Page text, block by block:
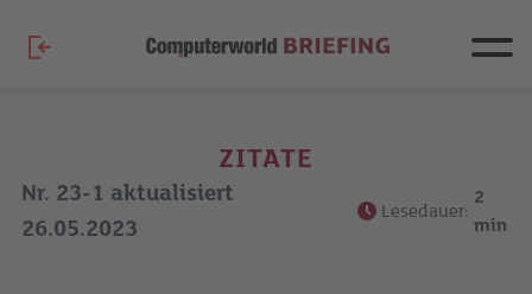
ZITATE
Nr. 23-1 aktualisiert
26.05.2023
Lesedauer:
2
min